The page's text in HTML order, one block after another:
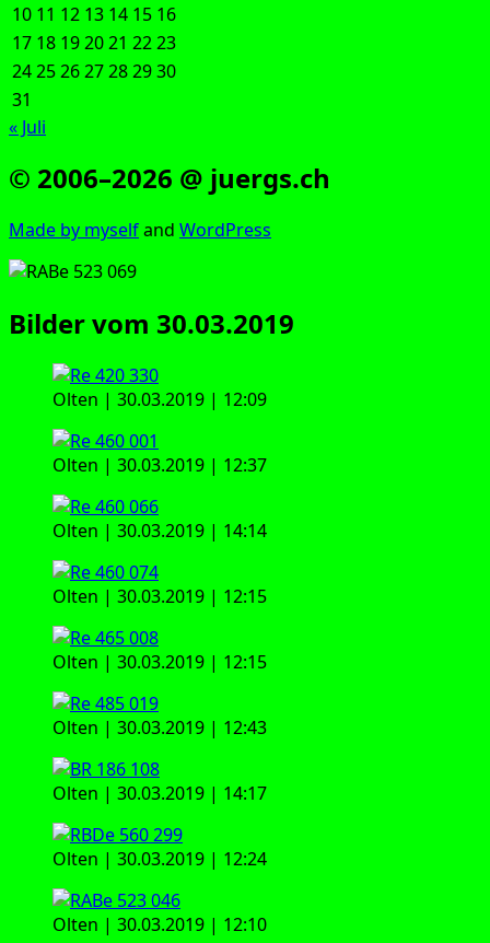
10 11 12 13 14 15 16
17 18 192021 2223
24252627282930
31
« Juli
© 2006–2026 @ juergs.ch
Made by mys­elfand Word­Press
Bilder vom 30.03.2019
Olten | 30.03.2019 | 12:09
Olten | 30.03.2019 | 12:37
Olten | 30.03.2019 | 14:14
Olten | 30.03.2019 | 12:15
Olten | 30.03.2019 | 12:15
Olten | 30.03.2019 | 12:43
Olten | 30.03.2019 | 14:17
Olten | 30.03.2019 | 12:24
Olten | 30.03.2019 | 12:10